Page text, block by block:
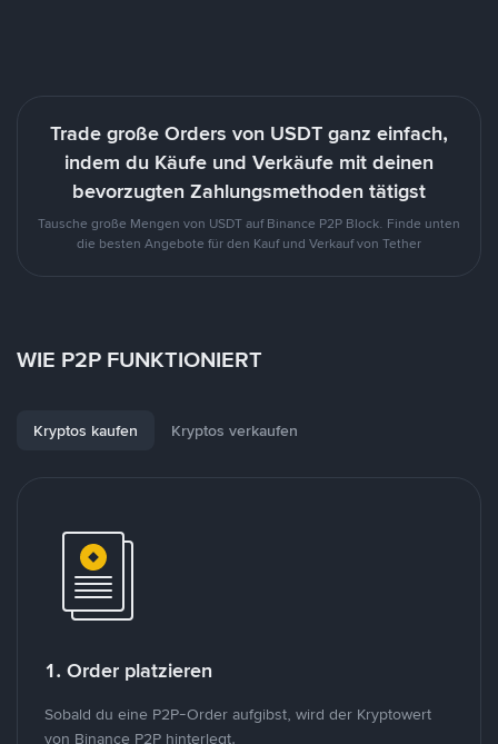
Trade große Orders von USDT ganz einfach,
indem du Käufe und Verkäufe mit deinen
bevorzugten Zahlungsmethoden tätigst
Tausche große Mengen von USDT auf Binance P2P Block. Finde unten
die besten Angebote für den Kauf und Verkauf von Tether
WIE P2P FUNKTIONIERT
Kryptos kaufen Kryptos verkaufen
1. Order platzieren
Sobald du eine P2P-Order aufgibst, wird der Kryptowert
von Binance P2P hinterlegt.